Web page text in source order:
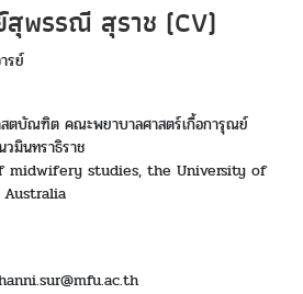
สุพรรณี สุราช (CV)
รย์
ตบัณฑิต คณะพยาบาลศาสตร์เกื้อการุณย์
มินทราธิราช
midwifery studies, the University of
Australia